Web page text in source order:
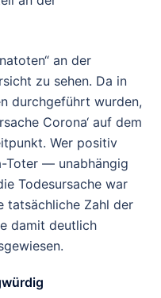
an der
zu sehen. Da in
durchgeführt wurden,
Corona‘ auf dem
Wer positiv
Toter — unabhängig
Todesursache war
tatsächliche Zahl der
damit deutlich